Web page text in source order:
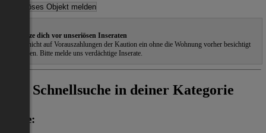
Schütze dich vor unseriösen Inseraten
Gehe nicht auf Vorauszahlungen der Kaution ein ohne die Wohnung vorher besichtigt
zu haben. Bitte melde uns verdächtige Inserate.
Schnellsuche in deiner Kategorie
Miete: